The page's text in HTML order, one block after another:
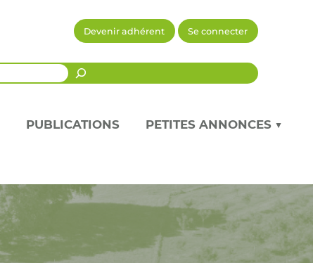
Devenir adhérent Se connecter
PUBLICATIONS PETITES ANNONCES ▼